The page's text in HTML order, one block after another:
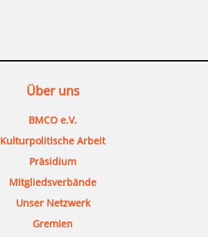
Über uns
BMCO e.V.
Kulturpolitische Arbeit
Präsidium
Mitgliedsverbände
Unser Netzwerk
Gremien